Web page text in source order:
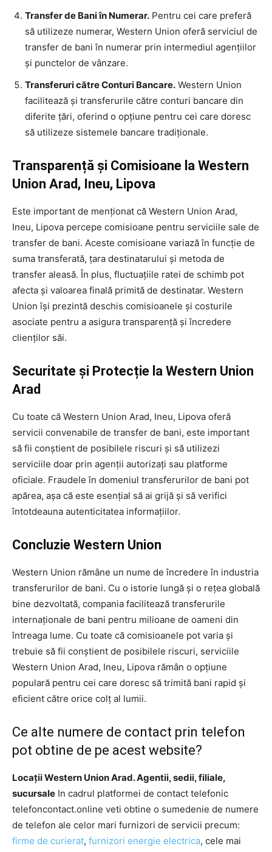
Transfer de Bani în Numerar. Pentru cei care preferă
să utilizeze numerar, Western Union oferă serviciul de
transfer de bani în numerar prin intermediul agențiilor
și punctelor de vânzare.
Transferuri către Conturi Bancare. Western Union
facilitează și transferurile către conturi bancare din
diferite țări, oferind o opțiune pentru cei care doresc
să utilizeze sistemele bancare tradiționale.
Transparență și Comisioane la Western
Union Arad, Ineu, Lipova
Este important de menționat că Western Union Arad,
Ineu, Lipova percepe comisioane pentru serviciile sale de
transfer de bani. Aceste comisioane variază în funcție de
suma transferată, țara destinatarului și metoda de
transfer aleasă. În plus, fluctuațiile ratei de schimb pot
afecta și valoarea finală primită de destinatar. Western
Union își prezintă deschis comisioanele și costurile
asociate pentru a asigura transparență și încredere
clienților săi.
Securitate și Protecție la Western Union
Arad
Cu toate că Western Union Arad, Ineu, Lipova oferă
servicii convenabile de transfer de bani, este important
să fii conștient de posibilele riscuri și să utilizezi
serviciile doar prin agenții autorizați sau platforme
oficiale. Fraudele în domeniul transferurilor de bani pot
apărea, așa că este esențial să ai grijă și să verifici
întotdeauna autenticitatea informațiilor.
Concluzie Western Union
Western Union rămâne un nume de încredere în industria
transferurilor de bani. Cu o istorie lungă și o rețea globală
bine dezvoltată, compania facilitează transferurile
internaționale de bani pentru milioane de oameni din
întreaga lume. Cu toate că comisioanele pot varia și
trebuie să fii conștient de posibilele riscuri, serviciile
Western Union Arad, Ineu, Lipova rămân o opțiune
populară pentru cei care doresc să trimită bani rapid și
eficient către orice colț al lumii.
Ce alte numere de contact prin telefon
pot obtine de pe acest website?
Locații Western Union Arad. Agentii, sedii, filiale,
sucursale In cadrul platformei de contact telefonic
telefoncontact.online veti obtine o sumedenie de numere
de telefon ale celor mari furnizori de servicii precum:
firme de curierat, furnizori energie electrica, cele mai